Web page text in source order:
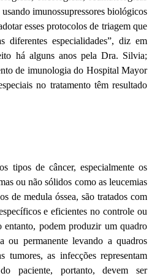
imunossupressores biológicos
esses protocolos de triagem que
diferentes especialidades”, diz em
há alguns anos pela Dra. Silvia;
de imunologia do Hospital Mayor
no tratamento têm resultado
tipos de câncer, especialmente os
ou não sólidos como as leucemias
de medula óssea, são tratados com
e eficientes no controle ou
entanto, podem produzir um quadro
ou permanente levando a quadros
tumores, as infecções representam
paciente, portanto, devem ser